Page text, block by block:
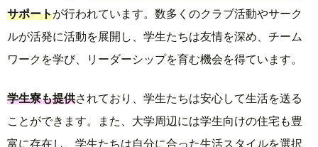
サポートが行われています。数多くのクラブ活動やサーク
ルが活発に活動を展開し、学生たちは友情を深め、チーム
ワークを学び、リーダーシップを育む機会を得ています。
学生寮も提供されており、学生たちは安心して生活を送る
ことができます。また、大学周辺には学生向けの住宅も豊
富に存在し、学生たちは自分に合った生活スタイルを選択